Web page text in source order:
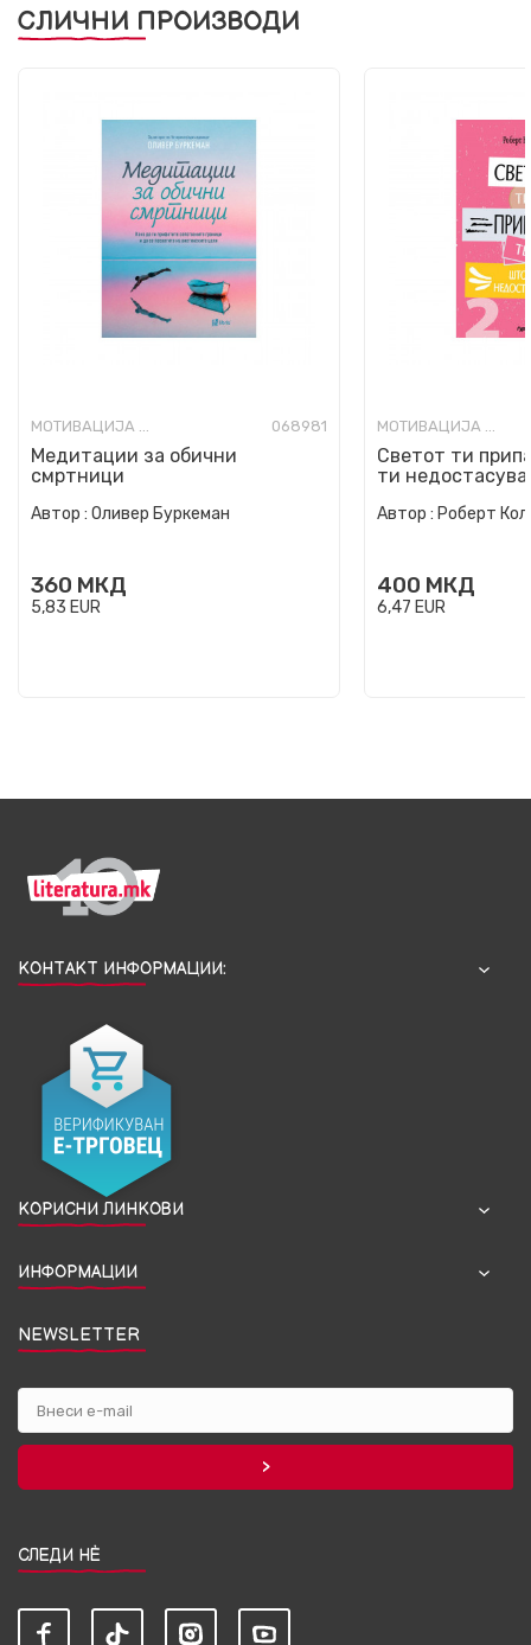
СЛИЧНИ ПРОИЗВОДИ
МОТИВАЦИЈА И САМОПОМОШ 068981
Медитации за обични
смртници
Автор : Оливер Буркеман
360 МКД
5,83 EUR
МОТИВАЦИЈА И САМОПОМОШ
Светот ти
ти
Автор : Роберт
400 МКД
6,47 EUR
КОНТАКТ ИНФОРМАЦИИ:
КОРИСНИ ЛИНКОВИ
ИНФОРМАЦИИ
NEWSLETTER
СЛЕДИ НЀ